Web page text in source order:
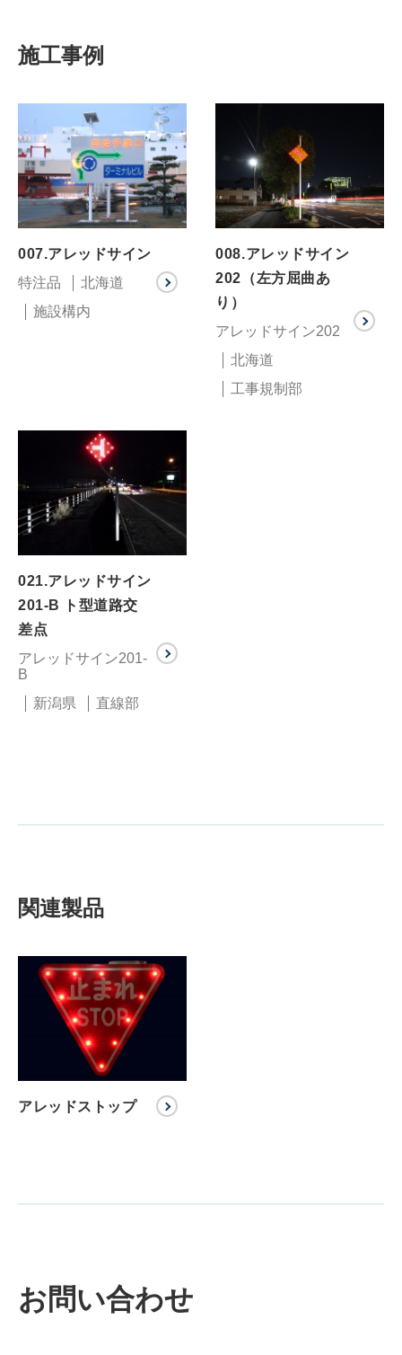
施工事例
007.アレッドサイン
特注品
北海道
施設構内
008.アレッドサイン
202（左方屈曲あ
り）
アレッドサイン202
北海道
工事規制部
021.アレッドサイン
201-B ト型道路交
差点
アレッドサイン201-
B
新潟県
直線部
関連製品
アレッドストップ
お問い合わせ